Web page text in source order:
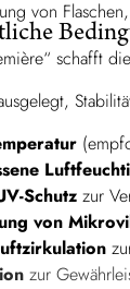
von
schafft
Schutz zur
von
zur